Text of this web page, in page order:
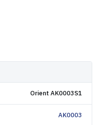
Orient AK0003S1
AK0003